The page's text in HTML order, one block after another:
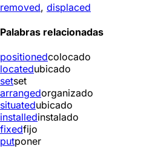
removed, displaced
Palabras relacionadas
positionedcolocado
locatedubicado
setset
arrangedorganizado
situatedubicado
installedinstalado
fixedfijo
putponer